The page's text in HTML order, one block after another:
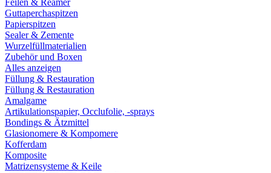
Feilen & Reamer
Guttaperchaspitzen
Papierspitzen
Sealer & Zemente
Wurzelfüllmaterialien
Zubehör und Boxen
Alles anzeigen
Füllung & Restauration
Füllung & Restauration
Amalgame
Artikulationspapier, Occlufolie, -sprays
Bondings & Ätzmittel
Glasionomere & Kompomere
Kofferdam
Komposite
Matrizensysteme & Keile